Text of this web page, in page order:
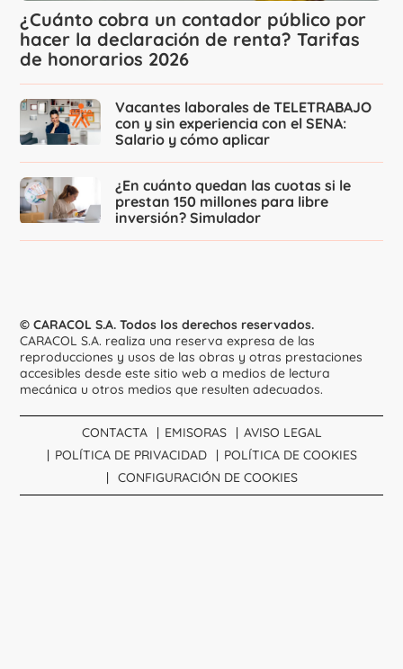
¿Cuánto cobra un contador público por
hacer la declaración de renta? Tarifas
de honorarios 2026
Vacantes laborales de TELETRABAJO
con y sin experiencia con el SENA:
Salario y cómo aplicar
¿En cuánto quedan las cuotas si le
prestan 150 millones para libre
inversión? Simulador
© CARACOL S.A. Todos los derechos reservados.
CARACOL S.A. realiza una reserva expresa de las
reproducciones y usos de las obras y otras prestaciones
accesibles desde este sitio web a medios de lectura
mecánica u otros medios que resulten adecuados.
CONTACTA EMISORAS
AVISO LEGAL
POLÍTICA DE PRIVACIDAD
POLÍTICA DE COOKIES
CONFIGURACIÓN DE COOKIES